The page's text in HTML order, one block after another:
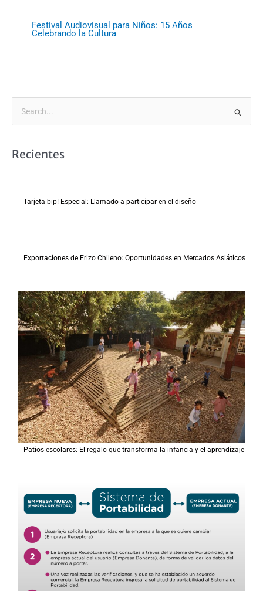
Festival Audiovisual para Niños: 15 Años
Celebrando la Cultura
cRecientes
Tarjeta bip! Especial: Llamado a participar en el diseño
Exportaciones de Erizo Chileno: Oportunidades en Mercados Asiáticos
Patios escolares: El regalo que transforma la infancia y el aprendizaje